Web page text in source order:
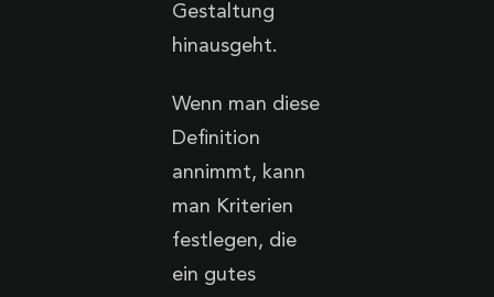
Gestaltung
hinausgeht.
Wenn man diese
Definition
annimmt, kann
man Kriterien
festlegen, die
ein gutes